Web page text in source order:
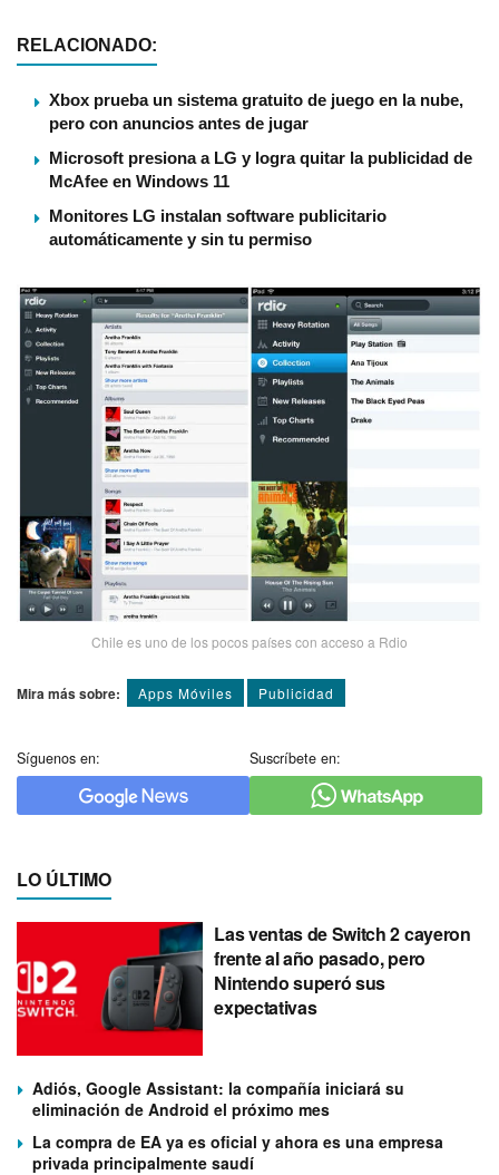
RELACIONADO:
Xbox prueba un sistema gratuito de juego en la nube,
pero con anuncios antes de jugar
Microsoft presiona a LG y logra quitar la publicidad de
McAfee en Windows 11
Monitores LG instalan software publicitario
automáticamente y sin tu permiso
Chile es uno de los pocos paí­ses con acceso a Rdio
Mira más sobre: Apps Móviles Publicidad
Síguenos en: Suscríbete en:
LO ÚLTIMO
Las ventas de Switch 2 cayeron
frente al año pasado, pero
Nintendo superó sus
expectativas
Adiós, Google Assistant: la compañía iniciará su
eliminación de Android el próximo mes
La compra de EA ya es oficial y ahora es una empresa
privada principalmente saudí